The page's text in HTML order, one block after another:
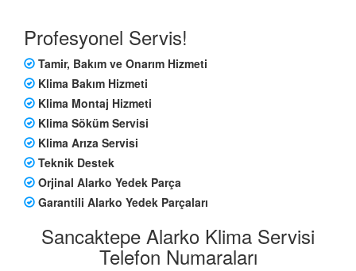
Profesyonel Servis!
Tamir, Bakım ve Onarım Hizmeti
Klima Bakım Hizmeti
Klima Montaj Hizmeti
Klima Söküm Servisi
Klima Arıza Servisi
Teknik Destek
Orjinal Alarko Yedek Parça
Garantili Alarko Yedek Parçaları
Sancaktepe Alarko Klima Servisi
Telefon Numaraları